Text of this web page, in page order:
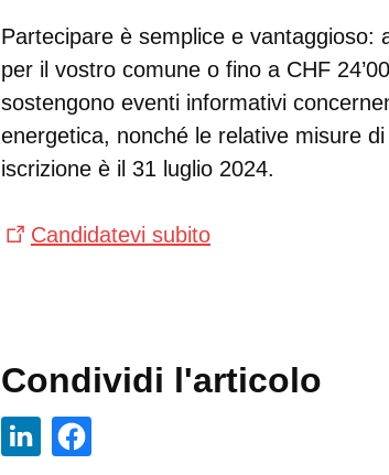
Partecipare è semplice e vantaggioso:
per il vostro comune o fino a CHF
sostengono eventi informativi
energetica, nonché le relative misure
iscrizione è il 31 luglio 2024.
Candidatevi subito
Condividi l'articolo